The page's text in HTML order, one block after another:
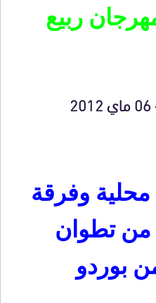
ربيع
5 فرق محلية وفرقة
تطوان
بوردو